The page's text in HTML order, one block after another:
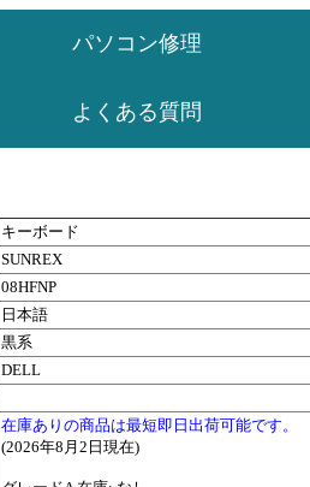
パソコン修理
よくある質問
キーボード
SUNREX
08HFNP
日本語
黒系
DELL
在庫ありの商品は最短即日出荷可能です。
(2026年8月2日現在)